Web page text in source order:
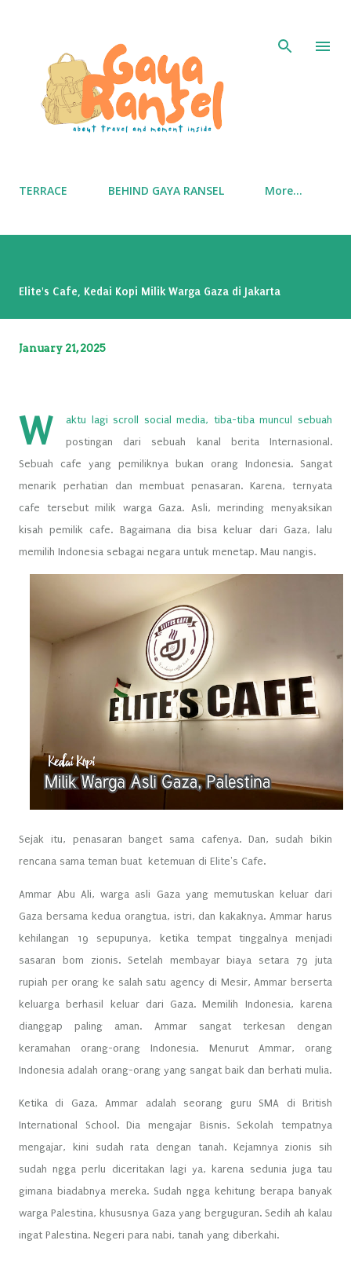
TERRACE BEHIND GAYA RANSEL More…
Elite's Cafe, Kedai Kopi Milik Warga Gaza di Jakarta
January 21, 2025
W
aktu lagi scroll social media, tiba-tiba muncul sebuah
postingan dari sebuah kanal berita Internasional.
Sebuah cafe yang pemiliknya bukan orang Indonesia. Sangat
menarik perhatian dan membuat penasaran. Karena, ternyata
cafe tersebut milik warga Gaza. Asli, merinding menyaksikan
kisah pemilik cafe. Bagaimana dia bisa keluar dari Gaza, lalu
memilih Indonesia sebagai negara untuk menetap. Mau nangis.
Sejak itu, penasaran banget sama cafenya. Dan, sudah bikin
rencana sama teman buat ketemuan di Elite's Cafe.
Ammar Abu Ali, warga asli Gaza yang memutuskan keluar dari
Gaza bersama kedua orangtua, istri, dan kakaknya. Ammar harus
kehilangan 19 sepupunya, ketika tempat tinggalnya menjadi
sasaran bom zionis. Setelah membayar biaya setara 79 juta
rupiah per orang ke salah satu agency di Mesir, Ammar berserta
keluarga berhasil keluar dari Gaza. Memilih Indonesia, karena
dianggap paling aman. Ammar sangat terkesan dengan
keramahan orang-orang Indonesia. Menurut Ammar, orang
Indonesia adalah orang-orang yang sangat baik dan berhati mulia.
Ketika di Gaza, Ammar adalah seorang guru SMA di British
International School. Dia mengajar Bisnis. Sekolah tempatnya
mengajar, kini sudah rata dengan tanah. Kejamnya zionis sih
sudah ngga perlu diceritakan lagi ya, karena sedunia juga tau
gimana biadabnya mereka. Sudah ngga kehitung berapa banyak
warga Palestina, khususnya Gaza yang berguguran. Sedih ah kalau
ingat Palestina. Negeri para nabi, tanah yang diberkahi.